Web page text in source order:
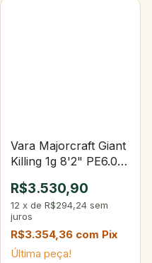
Vara Majorcraft Giant
Killing 1g 8'2" PE6.0
R$3.530,90
12 x de R$294,24 sem
juros
R$3.354,36 com Pix
Última peça!